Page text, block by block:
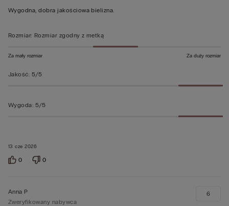
z
13 cze 2026
Wygodna, dobra jakościowa bielizna.
Rozmiar: Rozmiar zgodny z metką
Za mały rozmiar Za duży rozmiar
Jakość: 5/5
Wygoda: 5/5
0 0
Anna P
Zweryfikowany nabywca
6